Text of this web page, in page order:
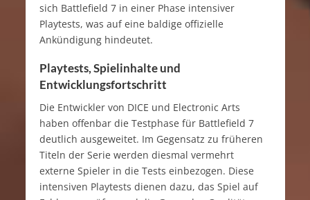
sich Battlefield 7 in einer Phase intensiver
Playtests, was auf eine baldige offizielle
Ankündigung hindeutet.
Playtests, Spielinhalte und
Entwicklungsfortschritt
Die Entwickler von DICE und Electronic Arts
haben offenbar die Testphase für Battlefield 7
deutlich ausgeweitet. Im Gegensatz zu früheren
Titeln der Serie werden diesmal vermehrt
externe Spieler in die Tests einbezogen. Diese
intensiven Playtests dienen dazu, das Spiel auf